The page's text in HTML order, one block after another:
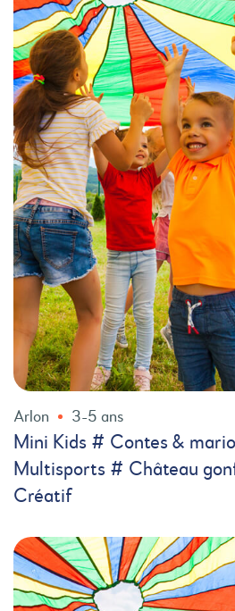
Arlon 3-5 ans
Mini Kids # Contes &
Multisports # Château
Créatif